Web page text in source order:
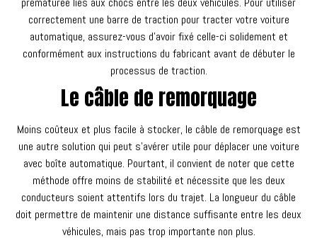
correctement une barre de traction pour tracter votre voiture
automatique, assurez-vous d’avoir fixé celle-ci solidement et
conformément aux instructions du fabricant avant de débuter le
processus de traction.
Le câble de remorquage
Moins coûteux et plus facile à stocker, le câble de remorquage est
une autre solution qui peut s’avérer utile pour déplacer une voiture
avec boîte automatique. Pourtant, il convient de noter que cette
méthode offre moins de stabilité et nécessite que les deux
conducteurs soient attentifs lors du trajet. La longueur du câble
doit permettre de maintenir une distance suffisante entre les deux
véhicules, mais pas trop importante non plus.